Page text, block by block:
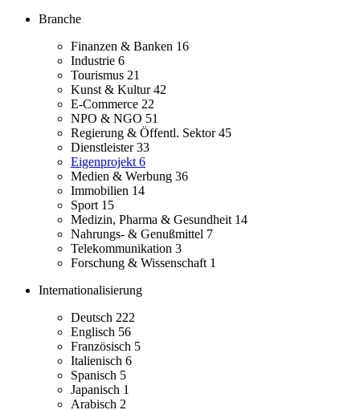
Branche
Finanzen & Banken 16
Industrie 6
Tourismus 21
Kunst & Kultur42
E-Commerce 22
NPO & NGO 51
Regierung & Öffentl. Sektor45
Dienstleister33
Eigenprojekt 6
Medien & Werbung 36
Immobilien 14
Sport 15
Medizin, Pharma & Gesundheit 14
Nahrungs- & Genußmittel 7
Telekommunikation 3
Forschung & Wissenschaft 1
Internationalisierung
Deutsch 222
Englisch 56
Französisch 5
Italienisch 6
Spanisch 5
Japanisch 1
Arabisch 2